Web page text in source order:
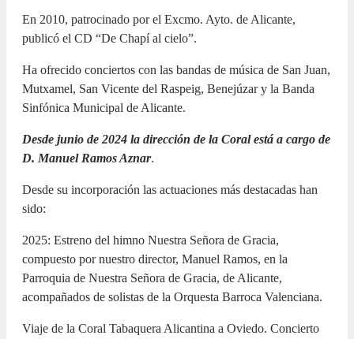
En 2010, patrocinado por el Excmo. Ayto. de Alicante,
publicó el CD “De Chapí al cielo”.
Ha ofrecido conciertos con las bandas de música de San Juan,
Mutxamel, San Vicente del Raspeig, Benejúzar y la Banda
Sinfónica Municipal de Alicante.
Desde junio de 2024 la dirección de la Coral está a cargo de
D. Manuel Ramos Aznar.
Desde su incorporación las actuaciones más destacadas han
sido:
2025: Estreno del himno Nuestra Señora de Gracia,
compuesto por nuestro director, Manuel Ramos, en la
Parroquia de Nuestra Señora de Gracia, de Alicante,
acompañados de solistas de la Orquesta Barroca Valenciana.
Viaje de la Coral Tabaquera Alicantina a Oviedo. Concierto